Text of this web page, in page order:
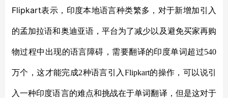
Flipkart表示，印度本地语言种类繁多，对于新增加引入
的孟加拉语和奥迪亚语，平台为了减少以及避免买家再购
物过程中出现的语言障碍，需要翻译的印度单词超过540
万个，这才能完成2种语言引入Flipkart的操作，可以说引
入一种印度语言的难点和挑战在于单词翻译，但是这对于